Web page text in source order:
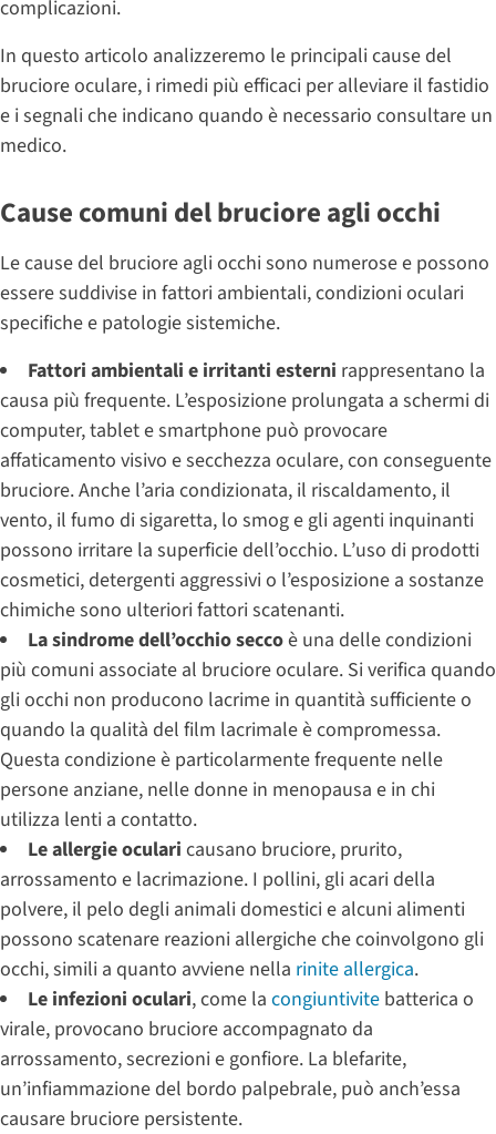
complicazioni.
In questo articolo analizzeremo le principali cause del
bruciore oculare, i rimedi più efficaci per alleviare il fastidio
e i segnali che indicano quando è necessario consultare un
medico.
Cause comuni del bruciore agli occhi
Le cause del bruciore agli occhi sono numerose e possono
essere suddivise in fattori ambientali, condizioni oculari
specifiche e patologie sistemiche.
Fattori ambientali e irritanti esterni rappresentano la
causa più frequente. L’esposizione prolungata a schermi di
computer, tablet e smartphone può provocare
affaticamento visivo e secchezza oculare, con conseguente
bruciore. Anche l’aria condizionata, il riscaldamento, il
vento, il fumo di sigaretta, lo smog e gli agenti inquinanti
possono irritare la superficie dell’occhio. L’uso di prodotti
cosmetici, detergenti aggressivi o l’esposizione a sostanze
chimiche sono ulteriori fattori scatenanti.
La sindrome dell’occhio seccoè una delle condizioni
più comuni associate al bruciore oculare. Si verifica quando
gli occhi non producono lacrime in quantità sufficiente o
quando la qualità del film lacrimale è compromessa.
Questa condizione è particolarmente frequente nelle
persone anziane, nelle donne in menopausa e in chi
utilizza lenti a contatto.
Le allergie oculari causano bruciore, prurito,
arrossamento e lacrimazione. I pollini, gli acari della
polvere, il pelo degli animali domestici e alcuni alimenti
possono scatenare reazioni allergiche che coinvolgono gli
occhi, simili a quanto avviene nella rinite allergica.
Le infezioni oculari, come la congiuntivite batterica o
virale, provocano bruciore accompagnato da
arrossamento, secrezioni e gonfiore. La blefarite,
un’infiammazione del bordo palpebrale, può anch’essa
causare bruciore persistente.